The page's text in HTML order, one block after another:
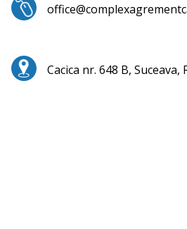
Cacica nr. 648 B, Suceava,